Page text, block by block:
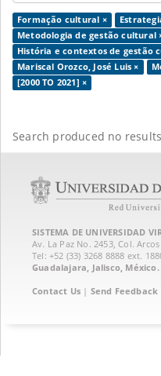
Formação cultural ×
Metodologia de gestão cultural
História e contextos de gestão
Mariscal Orozco, José Luis ×
[2000 TO 2021] ×
Search produced no
SISTEMA DE UNIVERSIDAD
Av. La Paz No. 2453, Col.
Tel: +52 (33) 3268 8888‏
Guadalajara, Jalisco, México.
Contact Us | Send Feedback